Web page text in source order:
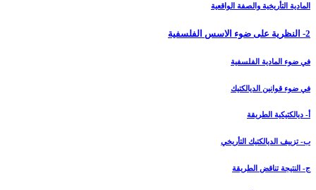
المادية التأريخية والصفة الواقعية
2- النظرية على ضوء الاسس الفلسفية
في ضوء المادية الفلسفية
في ضوء قوانين الديالكتيك
أ- ديالكتيكية الطريقة
ب- تزييف الديالكتيك التأريخي
ج- النتيجة تناقض الطريقة